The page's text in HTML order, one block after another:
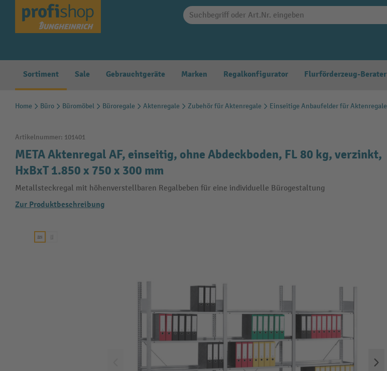
Zur Hauptnavigation springen
Sortiment Sale Gebrauchtgeräte Marken Regalkonfigurator Flurförderzeug-Berater
Home Büro Büromöbel Büroregale Aktenregale Zubehör für Aktenregale Einseitige Anbaufelder für Aktenregale
Artikelnummer: 101401
META Aktenregal AF, einseitig, ohne Abdeckboden, FL 80 kg, verzinkt,
HxBxT 1.850 x 750 x 300 mm
Metallsteckregal mit höhenverstellbaren Regalbeben für eine individuelle Bürogestaltung
Zur Produktbeschreibung